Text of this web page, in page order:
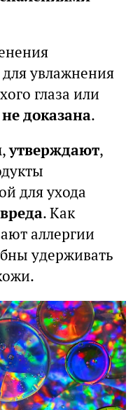
увлажнения
глаза или
не доказана.
утверждают,
для ухода
. Как
аллергии
удерживать